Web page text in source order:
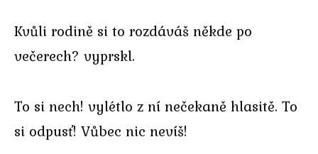
Kvůli rodině si to rozdáváš někde po
večerech? vyprskl.
To si nech! vylétlo z ní nečekaně hlasitě. To
si odpusť! Vůbec nic nevíš!